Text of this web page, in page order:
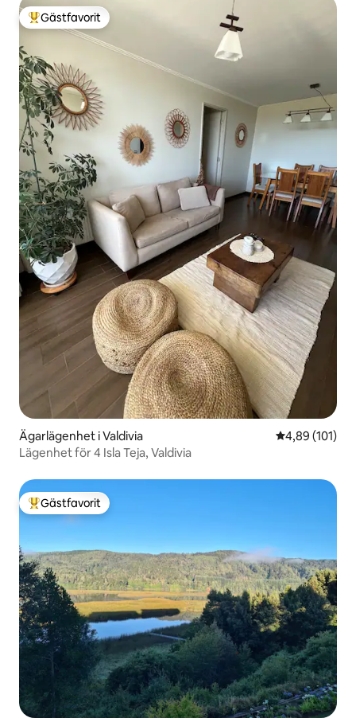
Populär gästfavorit
Gästfavorit
Ägarlägenhet i Valdivia 4,89 av 5 i
4,89 (101)
Lägenhet för 4 Isla Teja, Valdivia
Populär gästfavorit
Gästfavorit